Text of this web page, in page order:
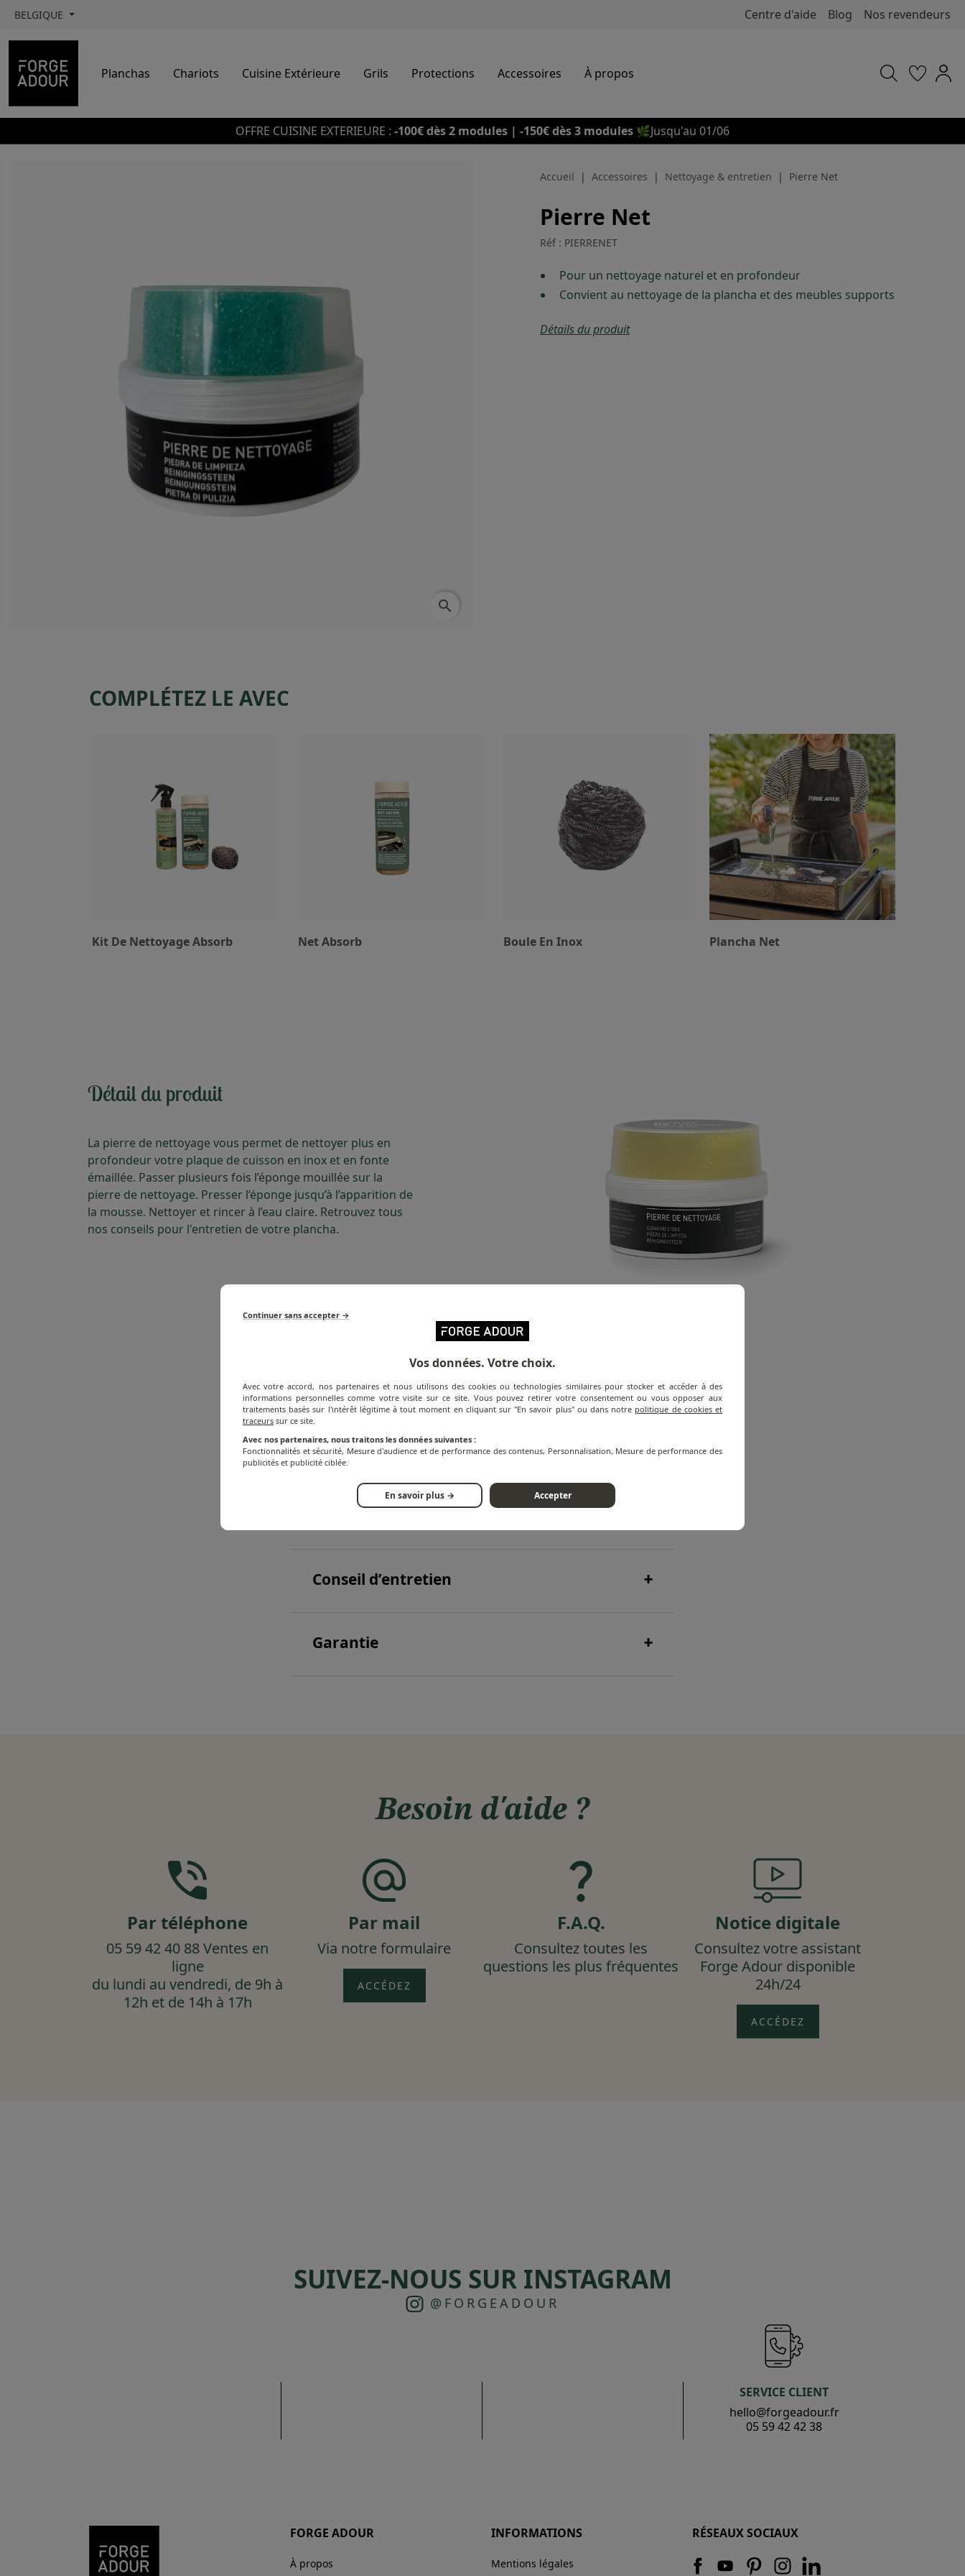
BELGIQUE Centre d'aide Blog Nos revendeurs
Planchas Chariots Cuisine Extérieure Grils Protections Accessoires À propos
OFFRE CUISINE EXTERIEURE : -100€ dès 2 modules | -150€ dès 3 modules 🌿Jusqu'au 01/06
search
Accueil Accessoires Nettoyage & entretien Pierre Net
Pierre Net
Réf : PIERRENET
Pour un nettoyage naturel et en profondeur
Convient au nettoyage de la plancha et des meubles supports
Détails du produit
COMPLÉTEZ LE AVEC
Kit De Nettoyage Absorb Net Absorb Boule En Inox Plancha Net
Détail du produit
La pierre de nettoyage vous permet de nettoyer plus en
profondeur votre plaque de cuisson en inox et en fonte
émaillée. Passer plusieurs fois l’éponge mouillée sur la
pierre de nettoyage. Presser l’éponge jusqu’à l’apparition de
la mousse. Nettoyer et rincer à l’eau claire. Retrouvez tous
nos conseils pour l'entretien de votre plancha.
INFORMATION SUR LE PRODUIT
Conseil d’entretien
Garantie
Besoin d'aide ?
Par téléphone
05 59 42 40 88 Ventes en
ligne
du lundi au vendredi, de 9h à
12h et de 14h à 17h
Par mail
Via notre formulaire
ACCÉDEZ
F.A.Q.
Consultez toutes les
questions les plus fréquentes
Notice digitale
Consultez votre assistant
Forge Adour disponible
24h/24
ACCÉDEZ
SUIVEZ-NOUS SUR INSTAGRAM
@FORGEADOUR
SERVICE CLIENT
hello@forgeadour.fr
05 59 42 42 38
FORGE ADOUR
À propos
INFORMATIONS
Mentions légales
RÉSEAUX SOCIAUX
Continuer sans accepter →
Vos données. Votre choix.
Avec votre accord, nos partenaires et nous utilisons des cookies ou technologies similaires pour stocker et accéder à des
informations personnelles comme votre visite sur ce site. Vous pouvez retirer votre consentement ou vous opposer aux
traitements basés sur l'intérêt légitime à tout moment en cliquant sur "En savoir plus" ou dans notre politique de cookies et
traceurs sur ce site.
Avec nos partenaires, nous traitons les données suivantes :
Fonctionnalités et sécurité, Mesure d'audience et de performance des contenus, Personnalisation, Mesure de performance des
publicités et publicité ciblée.
En savoir plus → Accepter